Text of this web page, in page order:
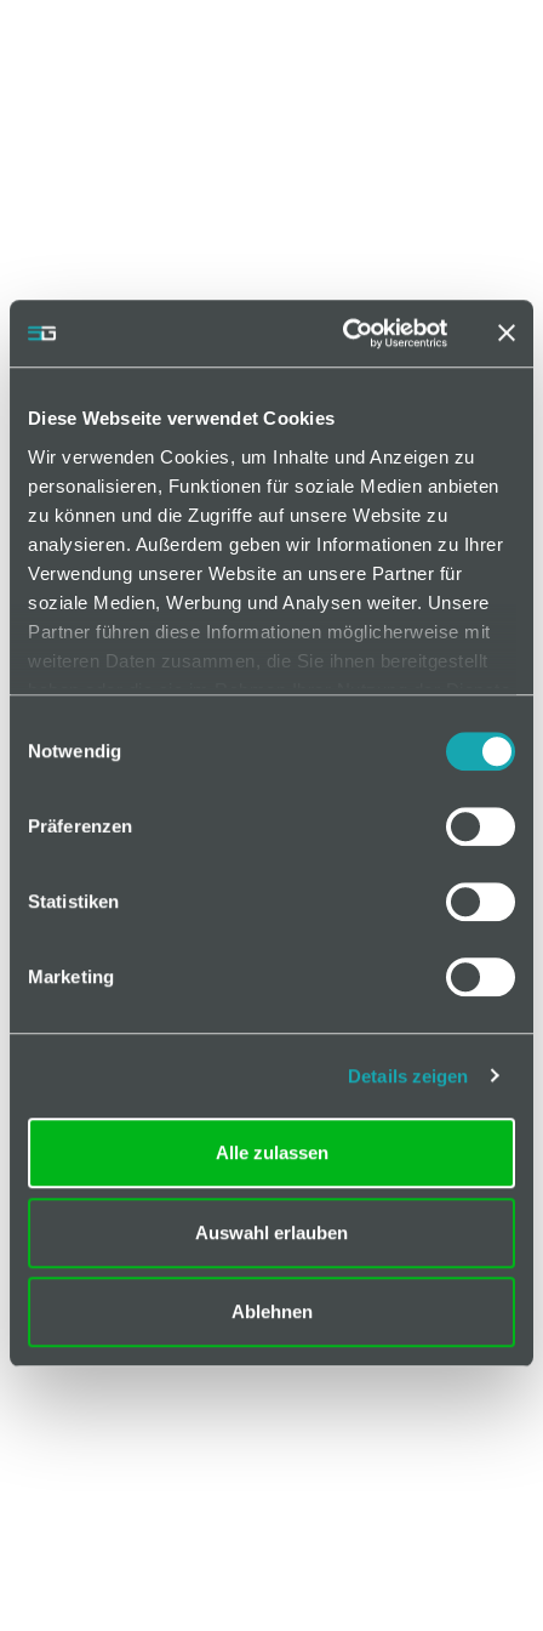
Diese Webseite verwendet Cookies
Wir verwenden Cookies, um Inhalte und Anzeigen zu
personalisieren, Funktionen für soziale Medien anbieten
zu können und die Zugriffe auf unsere Website zu
analysieren. Außerdem geben wir Informationen zu Ihrer
Verwendung unserer Website an unsere Partner für
soziale Medien, Werbung und Analysen weiter. Unsere
Partner führen diese Informationen möglicherweise mit
weiteren Daten zusammen, die Sie ihnen bereitgestellt
haben oder die sie im Rahmen Ihrer Nutzung der Dienste
Notwendig
Präferenzen
Statistiken
Marketing
Details zeigen
Alle zulassen
Auswahl erlauben
Ablehnen